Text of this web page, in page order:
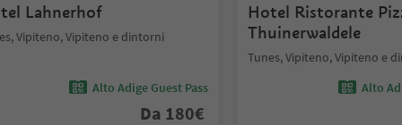
Lahnerhof
Vipiteno, Vipiteno e dintorni
Alto Adige Guest Pass
Da 180€
Hotel Ristorante
Thuinerwaldele
Tunes, Vipiteno, Vipiteno e
Alto